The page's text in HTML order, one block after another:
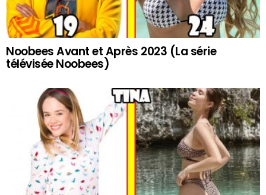
Noobees Avant et Après 2023 (La série
télévisée Noobees)